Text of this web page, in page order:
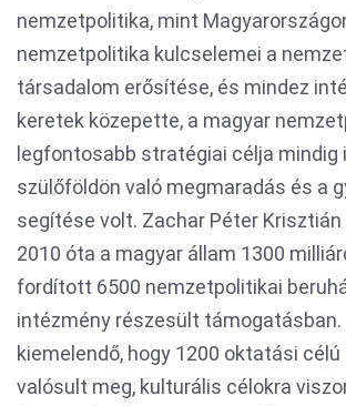
nemzetpolitika, mint
nemzetpolitika kulcselemei a
társadalom erősítése, és mindez
keretek közepette, a magyar
legfontosabb stratégiai célja mindig
szülőföldön való megmaradás és a
segítése volt. Zachar Péter
2010 óta a magyar állam 1300
fordított 6500 nemzetpolitikai
intézmény részesült támogatásban.
kiemelendő, hogy 1200 oktatási
valósult meg, kulturális célokra